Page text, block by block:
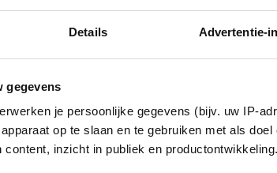
Details Advertentie-
gegevens
je persoonlijke gegevens (bijv. uw IP-
op te slaan en te gebruiken met als
content, inzicht in publiek en
18 juli 2022